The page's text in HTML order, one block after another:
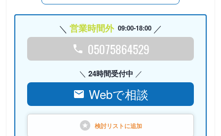
営業時間外 09:00-18:00
05075864529
24時間受付中
Webで相談
検討リストに追加